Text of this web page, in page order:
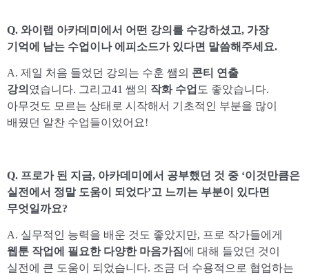
Q. 와이랩 아카데미에서 어떤 강의를 수강하셨고, 가장
기억에 남는 수업이나 에피소드가 있다면 말씀해주세요.
A. 제일 처음 들었던 강의는 수훈 쌤의 콘티 연출
강의 였습니다. 그리고41 쌤의 작화 수업 도 좋았습니다.
아무것도 모르는 상태로 시작해서 기초적인 부분을 많이
배웠던 알찬 수업들이었어요!
Q. 프로가 된 지금, 아카데미에서 공부했던 것 중 ‘이것만큼은
실전에서 정말 도움이 되었다’고 느끼는 부분이 있다면
무엇일까요?
A. 실무적인 능력을 배운 것도 좋았지만, 프로 작가들에게
웹툰 작업에 필요한 다양한 마음가짐 에 대해 들었던 것이
실전에 큰 도움이 되었습니다. 조금 더 수용적으로 협업하는